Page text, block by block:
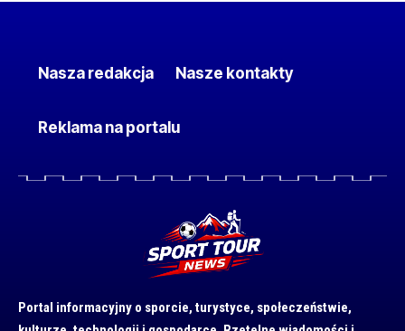
Nasza redakcja Nasze kontakty
Reklama na portalu
Portal informacyjny o sporcie, turystyce, społeczeństwie,